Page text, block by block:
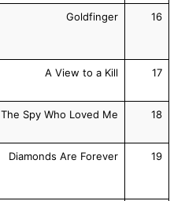
16
Goldfinger
17
A View to a Kill
18
The Spy Who Loved Me
19
Diamonds Are Forever